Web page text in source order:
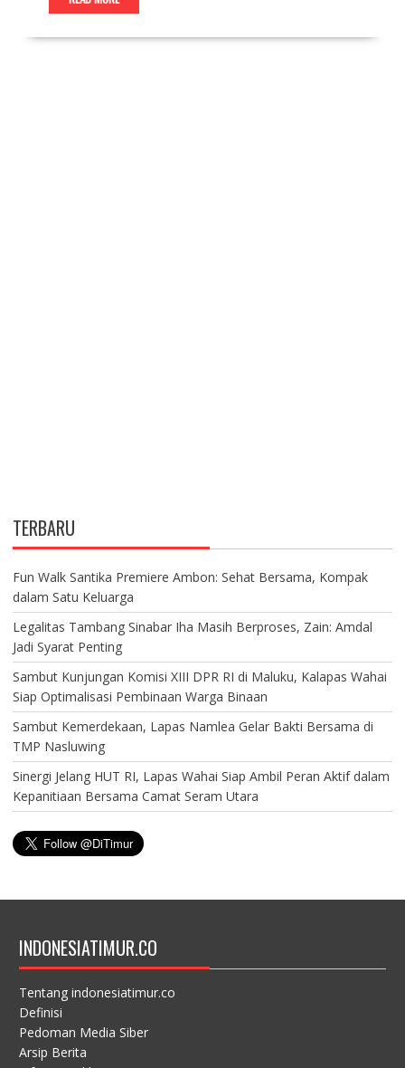
TERBARU
Fun Walk Santika Premiere Ambon: Sehat Bersama, Kompak
dalam Satu Keluarga
Legalitas Tambang Sinabar Iha Masih Berproses, Zain: Amdal
Jadi Syarat Penting
Sambut Kunjungan Komisi XIII DPR RI di Maluku, Kalapas Wahai
Siap Optimalisasi Pembinaan Warga Binaan
Sambut Kemerdekaan, Lapas Namlea Gelar Bakti Bersama di
TMP Nasluwing
Sinergi Jelang HUT RI, Lapas Wahai Siap Ambil Peran Aktif dalam
Kepanitiaan Bersama Camat Seram Utara
INDONESIATIMUR.CO
Tentang indonesiatimur.co
Definisi
Pedoman Media Siber
Arsip Berita